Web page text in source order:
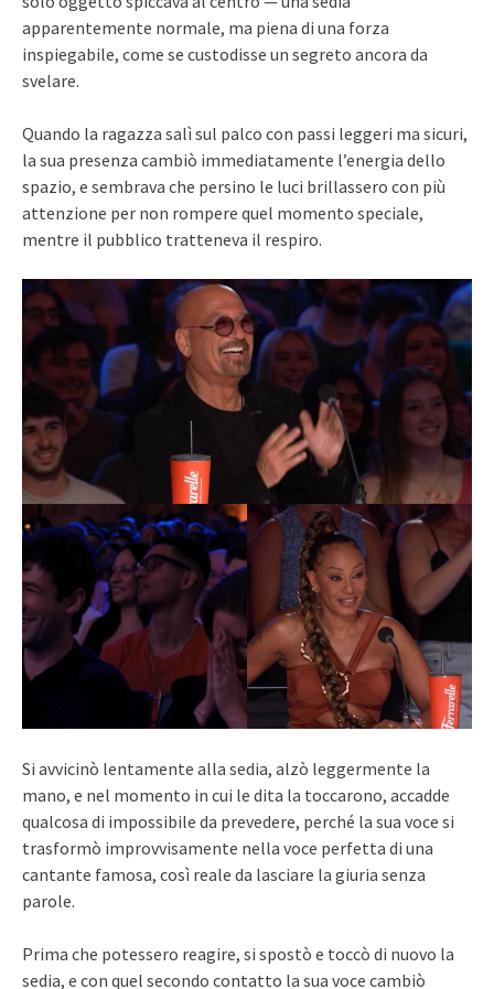
apparentemente normale, ma piena di una forza
inspiegabile, come se custodisse un segreto ancora da
svelare.
Quando la ragazza salì sul palco con passi leggeri ma sicuri,
la sua presenza cambiò immediatamente l’energia dello
spazio, e sembrava che persino le luci brillassero con più
attenzione per non rompere quel momento speciale,
mentre il pubblico tratteneva il respiro.
Si avvicinò lentamente alla sedia, alzò leggermente la
mano, e nel momento in cui le dita la toccarono, accadde
qualcosa di impossibile da prevedere, perché la sua voce si
trasformò improvvisamente nella voce perfetta di una
cantante famosa, così reale da lasciare la giuria senza
parole.
Prima che potessero reagire, si spostò e toccò di nuovo la
sedia, e con quel secondo contatto la sua voce cambiò